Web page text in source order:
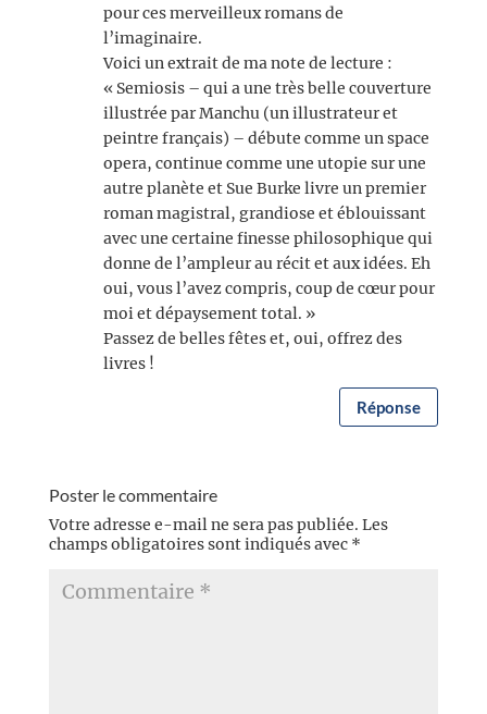
pour ces merveilleux romans de
l’imaginaire.
Voici un extrait de ma note de lecture :
« Semiosis – qui a une très belle couverture
illustrée par Manchu (un illustrateur et
peintre français) – débute comme un space
opera, continue comme une utopie sur une
autre planète et Sue Burke livre un premier
roman magistral, grandiose et éblouissant
avec une certaine finesse philosophique qui
donne de l’ampleur au récit et aux idées. Eh
oui, vous l’avez compris, coup de cœur pour
moi et dépaysement total. »
Passez de belles fêtes et, oui, offrez des
livres !
Réponse
Poster le commentaire
Votre adresse e-mail ne sera pas publiée. Les
champs obligatoires sont indiqués avec *